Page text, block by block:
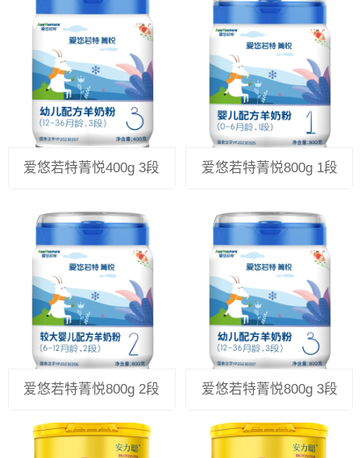
爱悠若特菁悦400g 3段 爱悠若特菁悦800g 1段
爱悠若特菁悦800g 2段 爱悠若特菁悦800g 3段